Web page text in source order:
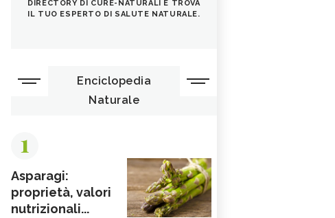
DIRECTORY DI CURE-NATURALI E TROVA
IL TUO ESPERTO DI SALUTE NATURALE.
Enciclopedia
Naturale
1
Asparagi:
proprietà, valori
nutrizionali...